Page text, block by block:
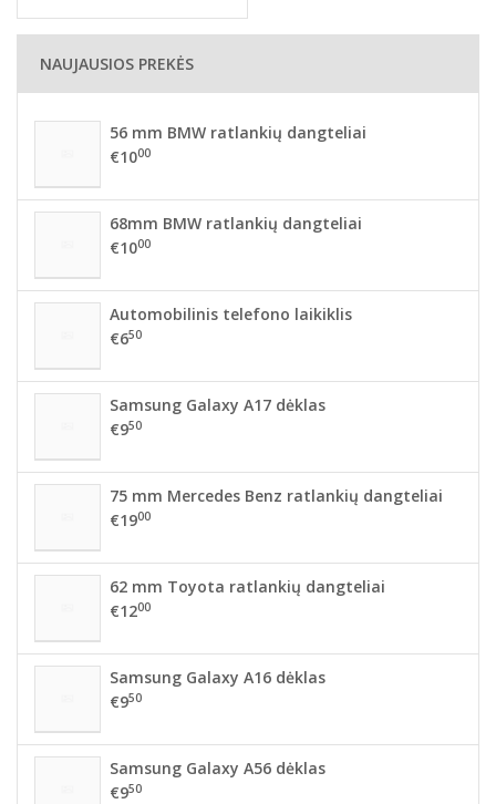
NAUJAUSIOS PREKĖS
56 mm BMW ratlankių dangteliai
€1000
68mm BMW ratlankių dangteliai
€1000
Automobilinis telefono laikiklis
€650
Samsung Galaxy A17 dėklas
€950
75 mm Mercedes Benz ratlankių dangteliai
€1900
62 mm Toyota ratlankių dangteliai
€1200
Samsung Galaxy A16 dėklas
€950
Samsung Galaxy A56 dėklas
€950